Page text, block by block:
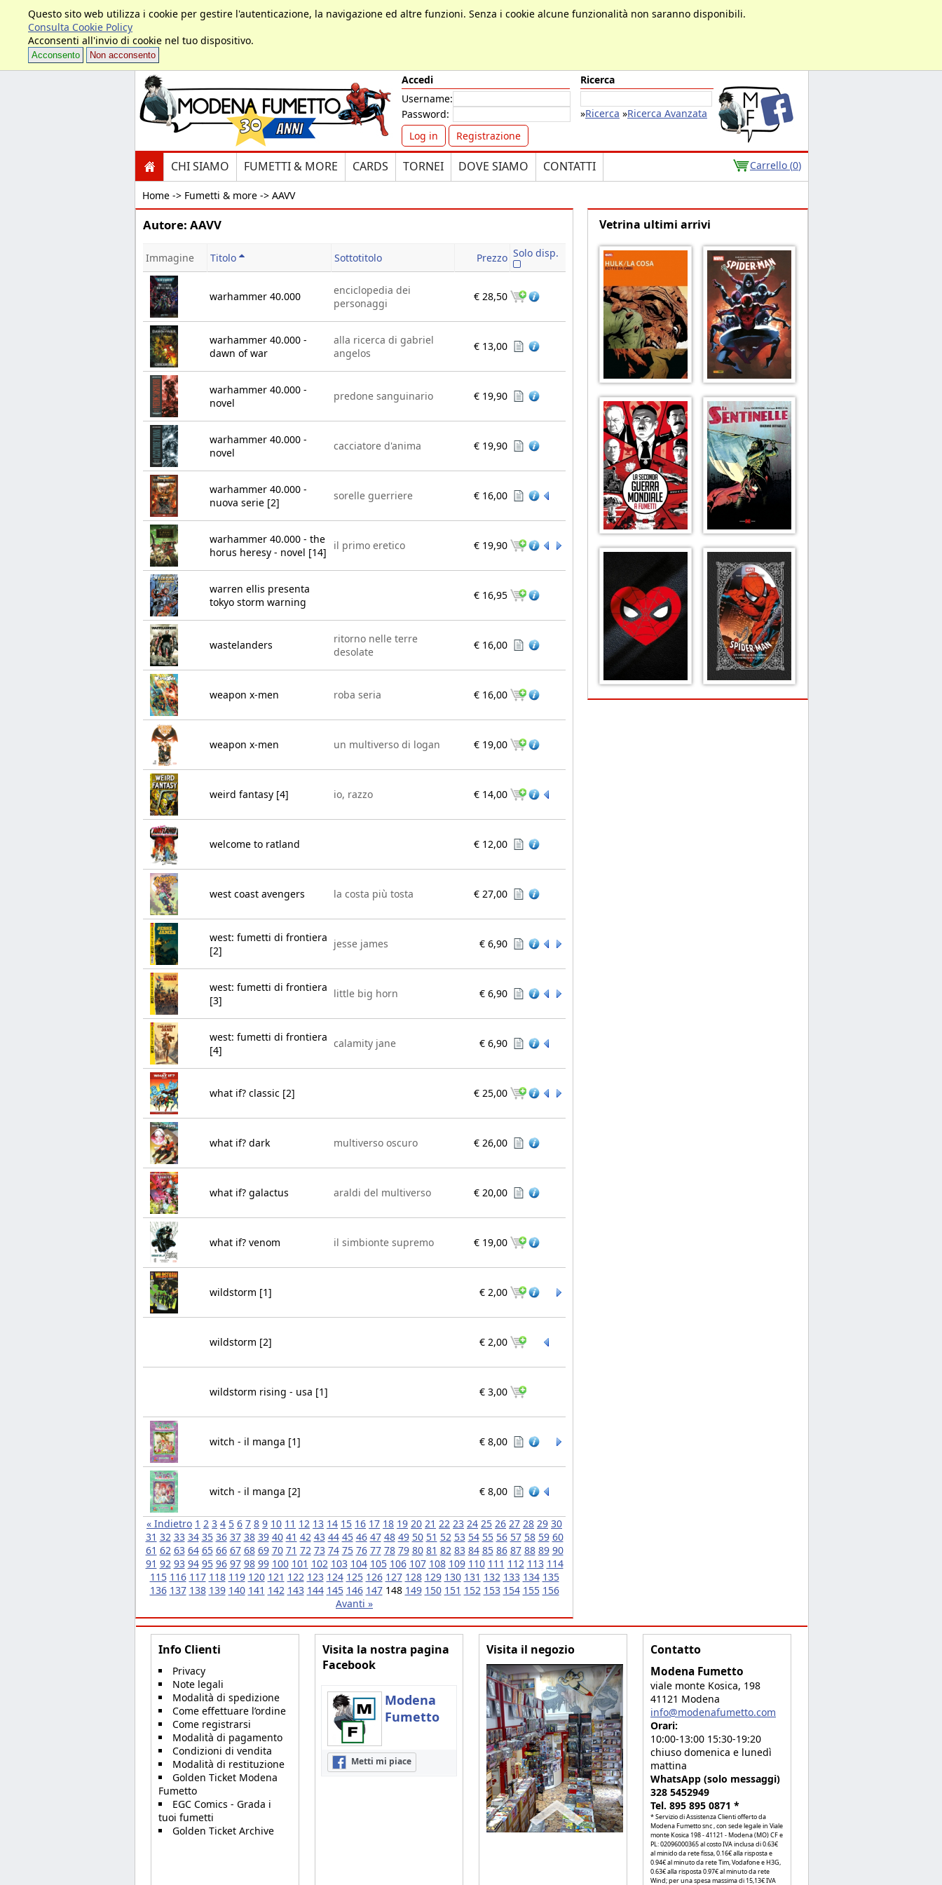
Questo sito web utilizza i cookie per gestire l'autenticazione, la navigazione ed altre funzioni. Senza i cookie alcune funzionalità non saranno disponibili.
Consulta Cookie Policy
Acconsenti all'invio di cookie nel tuo dispositivo.
Acconsento Non acconsento
Accedi
Username:
Password:
Log in
Registrazione
Ricerca
»Ricerca »Ricerca Avanzata
CHI SIAMO FUMETTI & MORE CARDS TORNEI DOVE SIAMO CONTATTI Carrello (0)
Home -> Fumetti & more -> AAVV
Autore: AAVV
Immagine Titolo Sottotitolo Prezzo Solo disp.
warhammer 40.000
enciclopedia dei
personaggi
€ 28,50
warhammer 40.000 -
dawn of war
alla ricerca di gabriel
angelos
€ 13,00
warhammer 40.000 -
novel
predone sanguinario € 19,90
warhammer 40.000 -
novel
cacciatore d'anima € 19,90
warhammer 40.000 -
nuova serie [2]
sorelle guerriere € 16,00
warhammer 40.000 - the
horus heresy - novel [14]
il primo eretico € 19,90
warren ellis presenta
tokyo storm warning
€ 16,95
wastelanders
ritorno nelle terre
desolate
€ 16,00
weapon x-men roba seria € 16,00
weapon x-men un multiverso di logan € 19,00
weird fantasy [4] io, razzo € 14,00
welcome to ratland € 12,00
west coast avengers la costa più tosta € 27,00
west: fumetti di frontiera
[2]
jesse james € 6,90
west: fumetti di frontiera
[3]
little big horn € 6,90
west: fumetti di frontiera
[4]
calamity jane € 6,90
what if? classic [2] € 25,00
what if? dark multiverso oscuro € 26,00
what if? galactus araldi del multiverso € 20,00
what if? venom il simbionte supremo € 19,00
wildstorm [1] € 2,00
wildstorm [2] € 2,00
wildstorm rising - usa [1] € 3,00
witch - il manga [1] € 8,00
witch - il manga [2] € 8,00
« Indietro 1 2 3 4 5 6 7 8 9 10 11 12 13 14 15 16 17 18 19 20 21 22 23 24 25 26 27 28 29 30
31 32 33 34 35 36 37 38 39 40 41 42 43 44 45 46 47 48 49 50 51 52 53 54 55 56 57 58 59 60
61 62 63 64 65 66 67 68 69 70 71 72 73 74 75 76 77 78 79 80 81 82 83 84 85 86 87 88 89 90
91 92 93 94 95 96 97 98 99 100 101 102 103 104 105 106 107 108 109 110 111 112 113 114
115 116 117 118 119 120 121 122 123 124 125 126 127 128 129 130 131 132 133 134 135
136 137 138 139 140 141 142 143 144 145 146 147 148 149 150 151 152 153 154 155 156
Avanti »
Vetrina ultimi arrivi
Info Clienti
Privacy
Note legali
Modalità di spedizione
Come effettuare l’ordine
Come registrarsi
Modalità di pagamento
Condizioni di vendita
Modalità di restituzione
Golden Ticket Modena
Fumetto
EGC Comics - Grada i
tuoi fumetti
Golden Ticket Archive
Visita la nostra pagina
Facebook
Modena
Fumetto
Metti mi piace
Visita il negozio Contatto
Modena Fumetto
viale monte Kosica, 198
41121 Modena
info@modenafumetto.com
Orari:
10:00-13:00 15:30-19:20
chiuso domenica e lunedì
mattina
WhatsApp (solo messaggi)
328 5452949
Tel. 895 895 0871 *
* Servizio di Assistenza Clienti offerto da
Modena Fumetto snc , con sede legale in Viale
monte Kosica 198 - 41121 - Modena (MO) CF e
PL: 02096000365 al costo IVA inclusa di 0.63€
al minido da rete fissa, 0.16€ alla risposta e
0.94€ al minuto da rete Tim, Vodafone e H3G,
0.63€ alla risposta 0.97€ al minuto da rete
Wind; per una spesa massima di 15,13€ IVA